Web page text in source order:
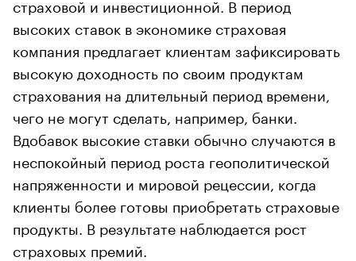
страховой и инвестиционной. В период
высоких ставок в экономике страховая
компания предлагает клиентам зафиксировать
высокую доходность по своим продуктам
страхования на длительный период времени,
чего не могут сделать, например, банки.
Вдобавок высокие ставки обычно случаются в
неспокойный период роста геополитической
напряженности и мировой рецессии, когда
клиенты более готовы приобретать страховые
продукты. В результате наблюдается рост
страховых премий.